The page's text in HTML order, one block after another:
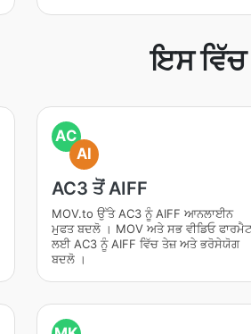
ਇਸ ਵਿੱਚ
AC
AI
AC3 ਤੋਂ AIFF
MOV.to ਉੱਤੇ AC3 ਨੂੰ AIFF ਆਨਲਾਈਨ
ਮੁਫਤ ਬਦਲੋ । MOV ਅਤੇ ਸਭ ਵੀਡਿਓ ਫਾਰਮੈਟ
ਲਈ AC3 ਨੂੰ AIFF ਵਿੱਚ ਤੇਜ਼ ਅਤੇ ਭਰੋਸੇਯੋਗ
ਬਦਲੋ ।